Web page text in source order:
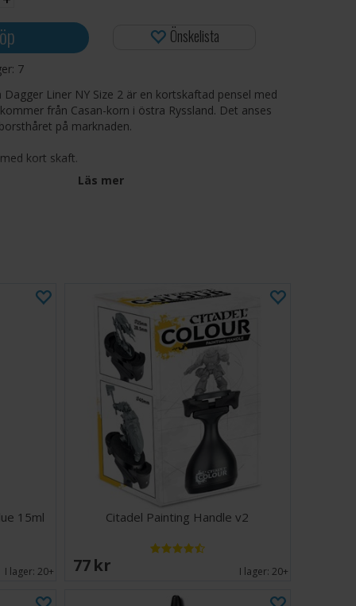
7
Önskelista
Dagger Liner NY Size 2 är en kortskaftad pensel med
från Casan-korn i östra Ryssland. Det anses
på marknaden.
kort skaft.
Läs mer
15ml
I lager:20+
Citadel Painting Handle v2
77 SEK I lager:20+